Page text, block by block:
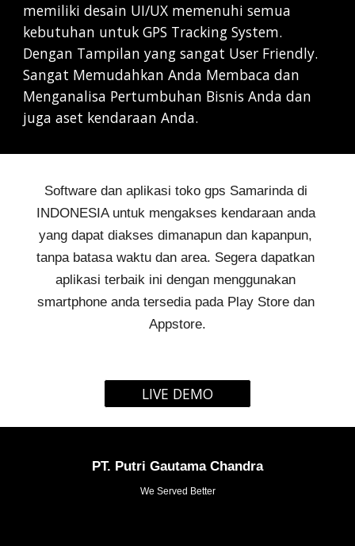
memiliki desain UI/UX memenuhi semua
kebutuhan untuk GPS Tracking System.
Dengan Tampilan yang sangat User Friendly.
Sangat Memudahkan Anda Membaca dan
Menganalisa Pertumbuhan Bisnis Anda dan
juga aset kendaraan Anda.
Software dan aplikasi toko gps Samarinda di
INDONESIA untuk mengakses kendaraan anda
yang dapat diakses dimanapun dan kapanpun,
tanpa batasa waktu dan area. Segera dapatkan
aplikasi terbaik ini dengan menggunakan
smartphone anda tersedia pada Play Store dan
Appstore.
LIVE DEMO
PT. Putri Gautama Chandra
We Served Better